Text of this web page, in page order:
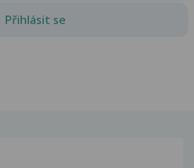
Přihlásit se